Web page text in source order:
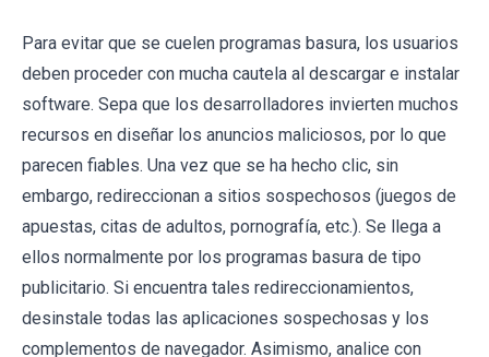
Para evitar que se cuelen programas basura, los usuarios
deben proceder con mucha cautela al descargar e instalar
software. Sepa que los desarrolladores invierten muchos
recursos en diseñar los anuncios maliciosos, por lo que
parecen fiables. Una vez que se ha hecho clic, sin
embargo, redireccionan a sitios sospechosos (juegos de
apuestas, citas de adultos, pornografía, etc.). Se llega a
ellos normalmente por los programas basura de tipo
publicitario. Si encuentra tales redireccionamientos,
desinstale todas las aplicaciones sospechosas y los
complementos de navegador. Asimismo, analice con